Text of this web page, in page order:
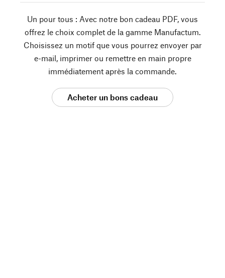
Un pour tous : Avec notre bon cadeau PDF, vous
offrez le choix complet de la gamme Manufactum.
Choisissez un motif que vous pourrez envoyer par
e-mail, imprimer ou remettre en main propre
immédiatement après la commande.
Acheter un bons cadeau